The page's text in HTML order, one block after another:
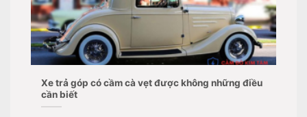
Xe trả góp có cầm cà vẹt được không những điều
cần biết